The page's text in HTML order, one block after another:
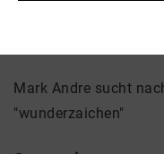
Mark Andre sucht
"wunderzaichen"